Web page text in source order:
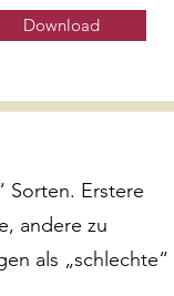
Download
Sorten. Erstere
andere zu
als „schlechte“